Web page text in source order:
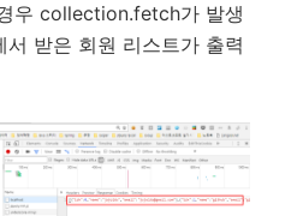
우 collection.fetch가 발생
받은 회원 리스트가 출력